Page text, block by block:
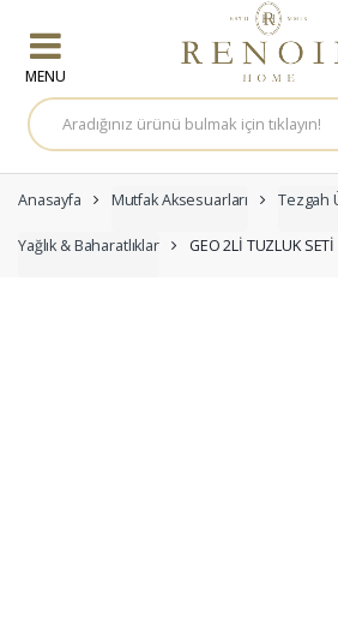
A
r
a
a
:
Anasayfa Mutfak Aksesuarları Tezgah
Yağlık & Baharatlıklar GEO 2Lİ TUZLUK SETİ